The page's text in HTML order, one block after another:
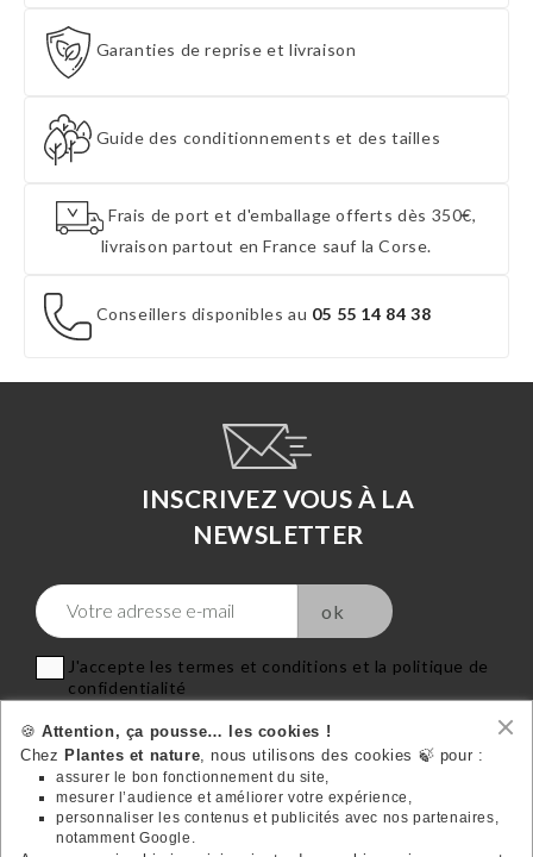
Garanties de reprise et livraison
Guide des conditionnements et des tailles
Frais de port et d'emballage offerts dès 350€,
livraison partout en France sauf la Corse.
Conseillers disponibles au 05 55 14 84 38
INSCRIVEZ VOUS À LA
NEWSLETTER
J'accepte les termes et conditions et la politique de
confidentialité
VOTRE COMPTE 
🍪Attention, ça pousse… les cookies !
Chez Plantes et nature, nous utilisons des cookies 🍃 pour :
assurer le bon fonctionnement du site,
mesurer l’audience et améliorer votre expérience,
personnaliser les contenus et publicités avec nos partenaires,
notamment Google.